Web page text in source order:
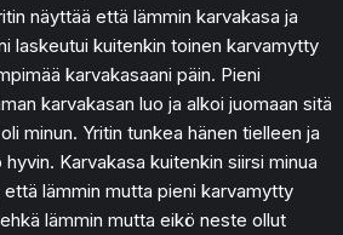
näyttää että lämmin karvakasa ja
laskeutui kuitenkin toinen karvamytty
karvakasaani päin. Pieni
karvakasan luo ja alkoi juomaan sitä
minun. Yritin tunkea hänen tielleen ja
Karvakasa kuitenkin siirsi minua
lämmin mutta pieni karvamytty
lämmin mutta eikö neste ollut